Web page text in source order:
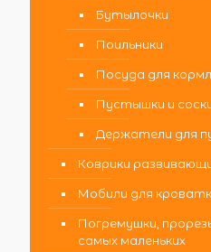
Бутылочки
Поильники
Посуда для
Пустышки и
Держатели для
Коврики
Мобили для
Погремушки,
самых маленьких